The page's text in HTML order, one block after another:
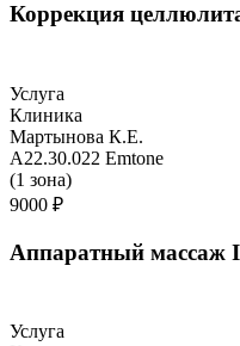
Коррекция
Услуга
Клиника
Мартынова К.Е.
A22.30.022 Emtone
(1 зона)
9000 ₽
Аппаратный массаж
Услуга